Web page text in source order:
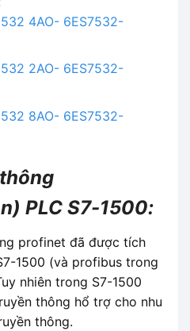
4AO- 6ES7532-
2AO- 6ES7532-
8AO- 6ES7532-
PLC S7-1500:
profinet đã được tích
1500 (và profibus trong
nhiên trong S7-1500
thông hổ trợ cho nhu
thông.